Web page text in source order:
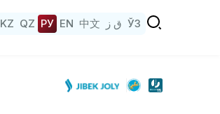
KZ QZ РУ EN 中文 ق ز ЎЗ